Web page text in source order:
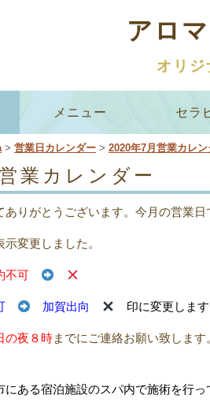
アロ
オリ
メニュー セラ
>営業日カレンダー>2020年7月営業カレン
業カレンダー
りがとうございます。今月の営業日
変更しました。
不可
加賀出向 印に変更しま
の夜８時までにご連絡お願い致します
にある宿泊施設のスパ内で施術を行